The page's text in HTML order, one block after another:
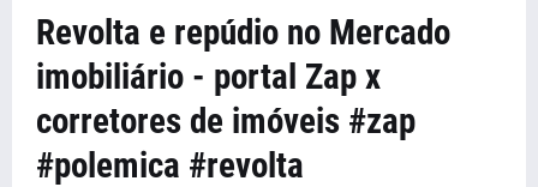
Revolta e repúdio no Mercado
imobiliário - portal Zap x
corretores de imóveis #zap
#polemica #revolta